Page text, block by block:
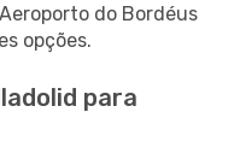
do Bordéus
opções.
para